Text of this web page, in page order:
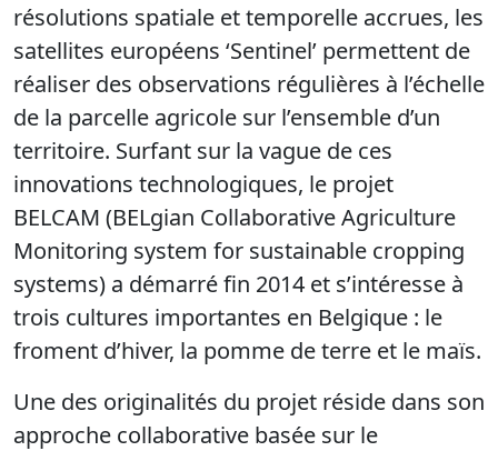
résolutions spatiale et temporelle accrues, les
satellites européens ‘Sentinel’ permettent de
réaliser des observations régulières à l’échelle
de la parcelle agricole sur l’ensemble d’un
territoire. Surfant sur la vague de ces
innovations technologiques, le projet
BELCAM (BELgian Collaborative Agriculture
Monitoring system for sustainable cropping
systems) a démarré fin 2014 et s’intéresse à
trois cultures importantes en Belgique : le
froment d’hiver, la pomme de terre et le maïs.
Une des originalités du projet réside dans son
approche collaborative basée sur le